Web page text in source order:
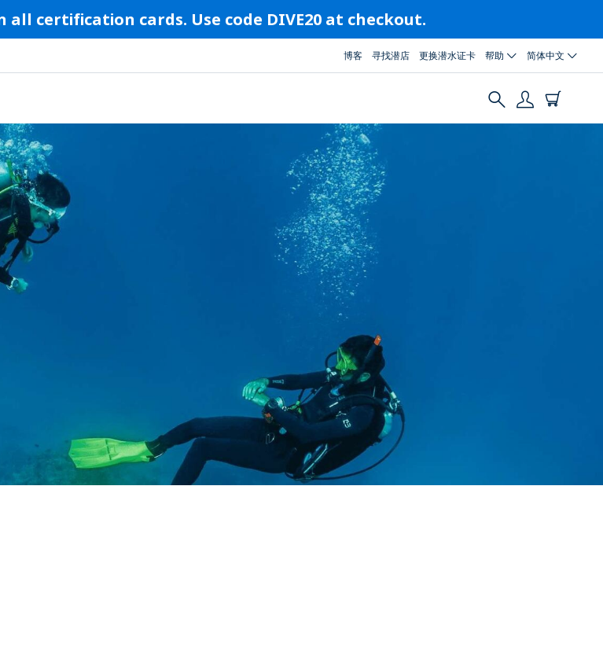
all certification cards. Use code DIVE20 at checkout.
博客 寻找潜店 更换潜水证卡 帮助 简体中文